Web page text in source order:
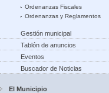
Ordenanzas Fiscales
Ordenanzas y Reglamentos
Gestión municipal
Tablón de anuncios
Eventos
Buscador de Noticias
El Municipio